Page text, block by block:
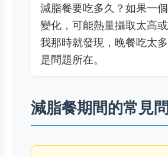
減脂餐要吃多久？如果一
變化，可能熱量攝取太高或
我那時就發現，晚餐吃太
是問題所在。
減脂餐期間的常見